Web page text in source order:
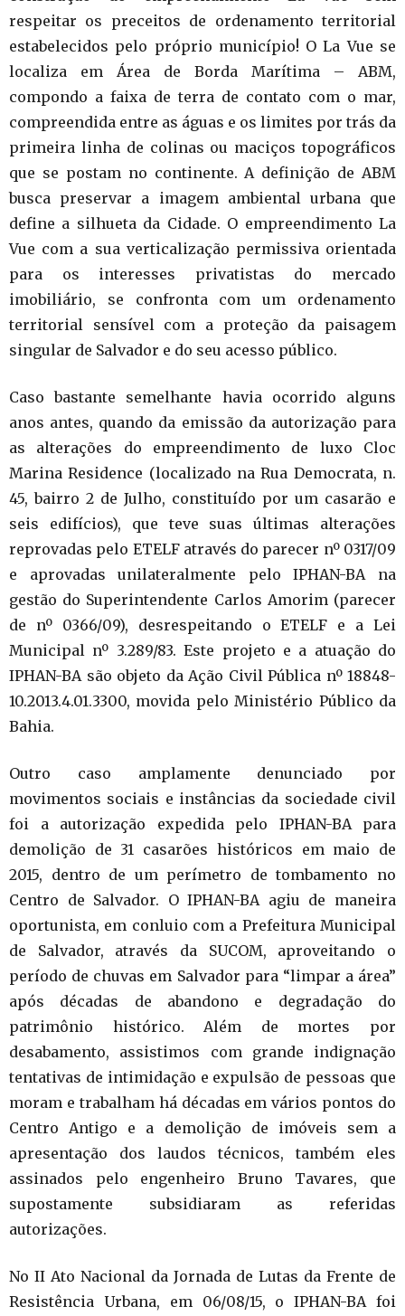
respeitar os preceitos de ordenamento territorial
estabelecidos pelo próprio município! O La Vue se
localiza em Área de Borda Marítima – ABM,
compondo a faixa de terra de contato com o mar,
compreendida entre as águas e os limites por trás da
primeira linha de colinas ou maciços topográficos
que se postam no continente. A definição de ABM
busca preservar a imagem ambiental urbana que
define a silhueta da Cidade. O empreendimento La
Vue com a sua verticalização permissiva orientada
para os interesses privatistas do mercado
imobiliário, se confronta com um ordenamento
territorial sensível com a proteção da paisagem
singular de Salvador e do seu acesso público.
Caso bastante semelhante havia ocorrido alguns
anos antes, quando da emissão da autorização para
as alterações do empreendimento de luxo Cloc
Marina Residence (localizado na Rua Democrata, n.
45, bairro 2 de Julho, constituído por um casarão e
seis edifícios), que teve suas últimas alterações
reprovadas pelo ETELF através do parecer nº 0317/09
e aprovadas unilateralmente pelo IPHAN-BA na
gestão do Superintendente Carlos Amorim (parecer
de nº 0366/09), desrespeitando o ETELF e a Lei
Municipal nº 3.289/83. Este projeto e a atuação do
IPHAN-BA são objeto da Ação Civil Pública nº 18848-
10.2013.4.01.3300, movida pelo Ministério Público da
Bahia.
Outro caso amplamente denunciado por
movimentos sociais e instâncias da sociedade civil
foi a autorização expedida pelo IPHAN-BA para
demolição de 31 casarões históricos em maio de
2015, dentro de um perímetro de tombamento no
Centro de Salvador. O IPHAN-BA agiu de maneira
oportunista, em conluio com a Prefeitura Municipal
de Salvador, através da SUCOM, aproveitando o
período de chuvas em Salvador para “limpar a área”
após décadas de abandono e degradação do
patrimônio histórico. Além de mortes por
desabamento, assistimos com grande indignação
tentativas de intimidação e expulsão de pessoas que
moram e trabalham há décadas em vários pontos do
Centro Antigo e a demolição de imóveis sem a
apresentação dos laudos técnicos, também eles
assinados pelo engenheiro Bruno Tavares, que
supostamente subsidiaram as referidas
autorizações.
No II Ato Nacional da Jornada de Lutas da Frente de
Resistência Urbana, em 06/08/15, o IPHAN-BA foi